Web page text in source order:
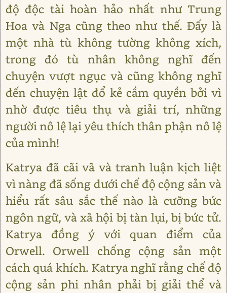
độ độc tài hoàn hảo nhất như Trung
Hoa và Nga cũng theo như thế. Đấy là
một nhà tù không tường không xích,
trong đó tù nhân không nghĩ đến
chuyện vượt ngục và cũng không nghĩ
đến chuyện lật đổ kẻ cầm quyền bởi vì
nhờ được tiêu thụ và giải trí, những
người nô lệ lại yêu thích thân phận nô lệ
của mình!
Katrya đã cãi vã và tranh luận kịch liệt
vì nàng đã sống dưới chế độ cộng sản và
hiểu rất sâu sắc thế nào là cưỡng bức
ngôn ngữ, và xã hội bị tàn lụi, bị bức tử.
Katrya đồng ý với quan điểm của
Orwell. Orwell chống cộng sản một
cách quá khích. Katrya nghĩ rằng chế độ
cộng sản phi nhân phải bị giải thể và